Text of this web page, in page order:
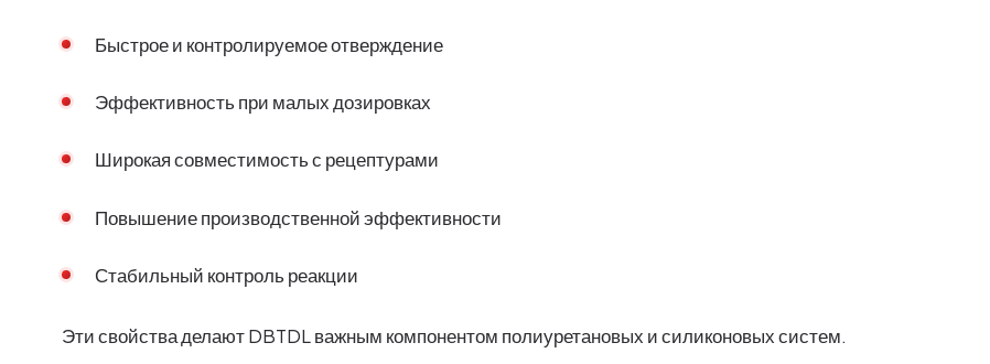
Быстрое и контролируемое отверждение
Эффективность при малых дозировках
Широкая совместимость с рецептурами
Повышение производственной эффективности
Стабильный контроль реакции
Эти свойства делают DBTDL важным компонентом полиуретановых и силиконовых систем.